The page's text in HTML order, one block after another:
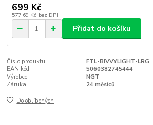
699 Kč
577,69 Kč bez DPH
Přidat do košíku
Číslo produktu:
FTL-BIVVYLIGHT-LRG
EAN kód:
5060382745444
Výrobce:
NGT
Záruka:
24 měsíců
Do oblíbených